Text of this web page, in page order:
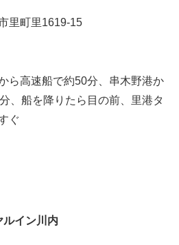
里町里1619-15
ら高速船で約50分、串木野港か
、船を降りたら目の前、里港タ
ぐ
ルイン川内